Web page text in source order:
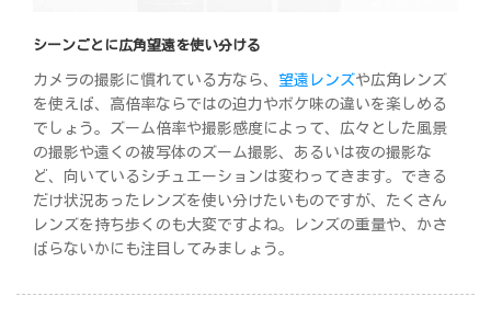
シーンごとに広角望遠を使い分ける
カメラの撮影に慣れている方なら、 望遠レンズや広角レンズ
を使えば、高倍率ならではの迫力やボケ味の違いを楽しめる
でしょう。ズーム倍率や撮影感度によって、広々とした風景
の撮影や遠くの被写体のズーム撮影、あるいは夜の撮影な
ど、向いているシチュエーションは変わってきます。できる
だけ状況あったレンズを使い分けたいものですが、たくさん
レンズを持ち歩くのも大変ですよね。レンズの重量や、かさ
ばらないかにも注目してみましょう。